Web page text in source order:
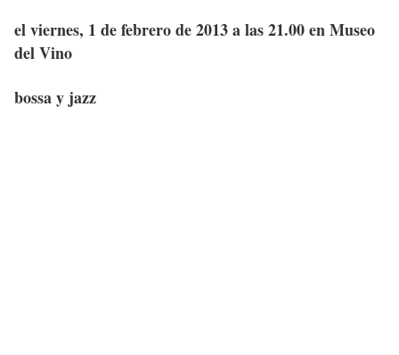
el viernes, 1 de febrero de 2013 a las 21.00 en Museo
del Vino
bossa y jazz